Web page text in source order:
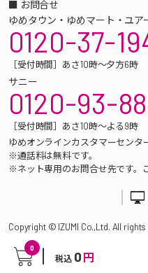
0
税込 0 円
■ お問合せ
ゆめタウン・ゆめマート・ユア
0120-37-
［受付時間］あさ10時～夕方6時
サニー
0120-93-
［受付時間］あさ10時～よる9時
ゆめオンラインカスタマーセンタ
※通話料は無料です。
※ネット専用のお問合せ先です。
Copyright © IZUMI Co.,Ltd. All